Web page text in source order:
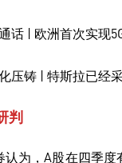
话 | 欧洲首次实现
压铸 | 特斯拉已经
判
认为，A股在四季